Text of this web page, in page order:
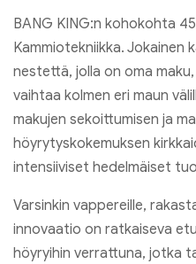
BANG KING:n kohokohta
Kammiotekniikka. Jokainen
nestettä, jolla on oma
vaihtaa kolmen eri maun
makujen sekoittumisen ja
höyrytyskokemuksen
intensiiviset hedelmäiset
Varsinkin vappereille,
innovaatio on ratkaiseva
höyryihin verrattuna, jotka